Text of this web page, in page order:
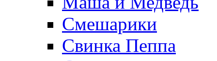
Смешарики
Свинка Пеппа